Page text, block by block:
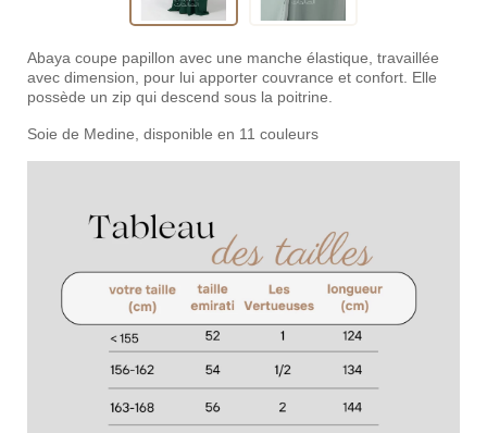
Abaya coupe papillon avec une manche élastique, travaillée
avec dimension, pour lui apporter couvrance et confort. Elle
possède un zip qui descend sous la poitrine.
Soie de Medine, disponible en 11 couleurs